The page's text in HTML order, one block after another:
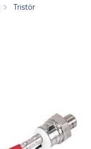
Tristör